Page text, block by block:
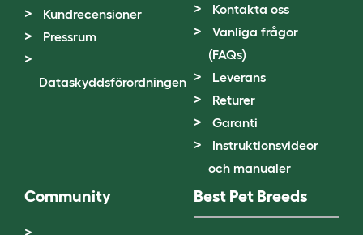
Kundrecensioner
Pressrum
Dataskyddsförordningen
Kontakta oss
Vanliga frågor
(FAQs)
Leverans
Returer
Garanti
Instruktionsvideor
och manualer
Community Best Pet Breeds